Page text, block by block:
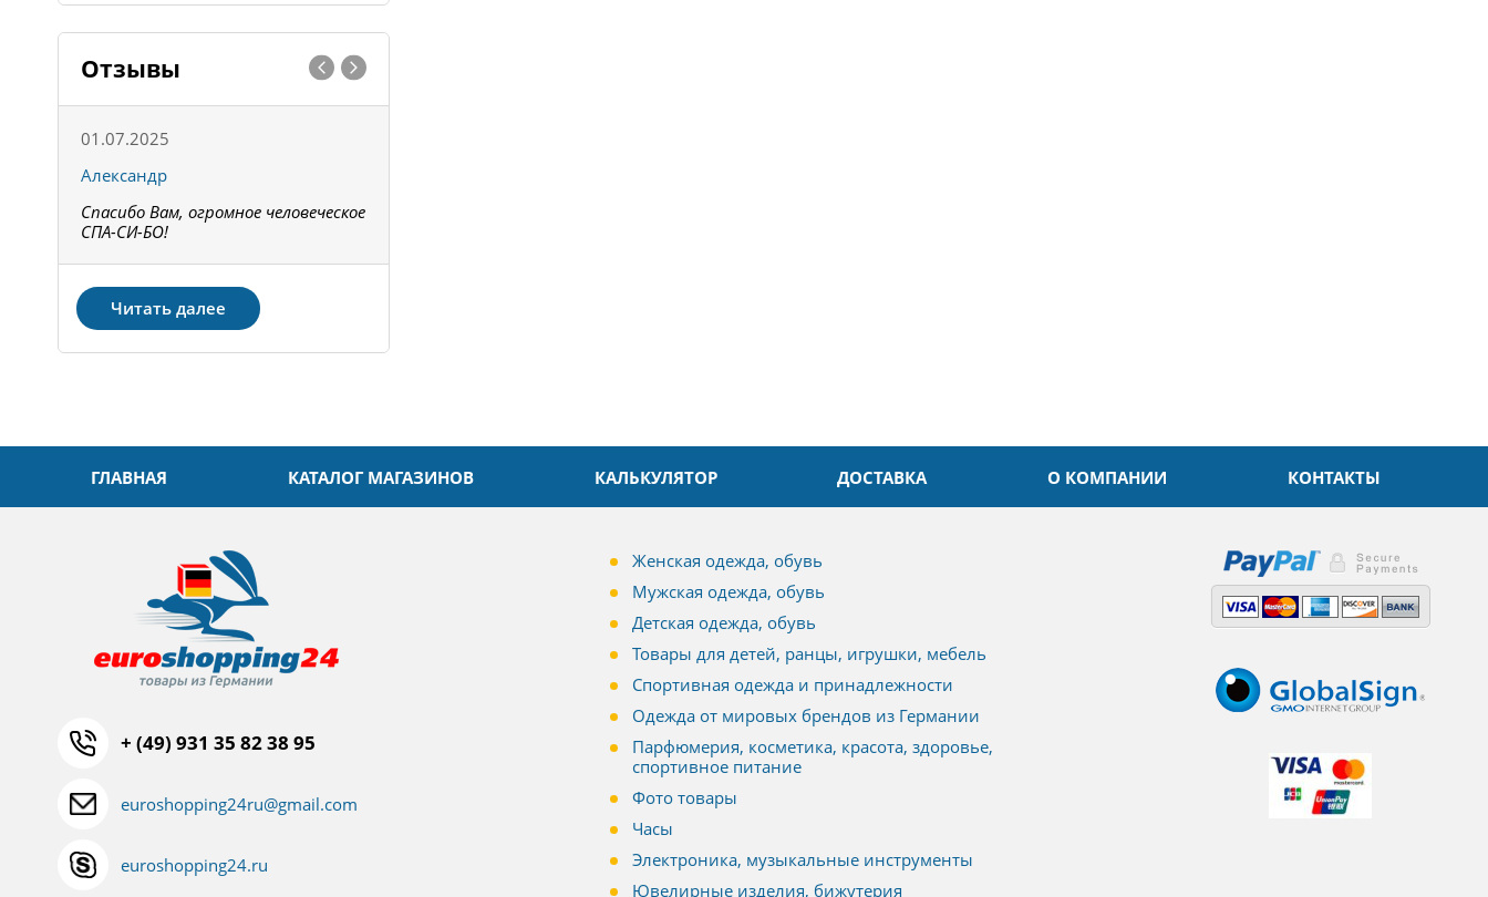
Отзывы
01.07.2025
Александр
Спасибо Вам, огромное человеческое
СПА-СИ-БО!
Читать далее
ГЛАВНАЯ КАТАЛОГ МАГАЗИНОВ КАЛЬКУЛЯТОР ДОСТАВКА О КОМПАНИИ КОНТАКТЫ
+ (49) 931 35 82 38 95
euroshopping24ru@gmail.com
euroshopping24.ru
Женская одежда, обувь
Мужская одежда, обувь
Детская одежда, обувь
Товары для детей, ранцы, игрушки, мебель
Спортивная одежда и принадлежности
Одежда от мировых брендов из Германии
Парфюмерия, косметика, красота, здоровье,
спортивное питание
Фото товары
Часы
Электроника, музыкальные инструменты
Ювелирные изделия, бижутерия